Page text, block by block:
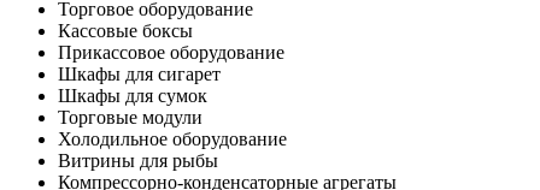
Торговое оборудование
Кассовые боксы
Прикассовое оборудование
Шкафы для сигарет
Шкафы для сумок
Торговые модули
Холодильное оборудование
Витрины для рыбы
Компрессорно-конденсаторные агрегаты